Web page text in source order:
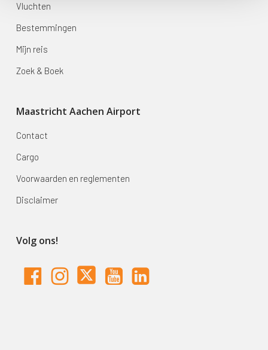
Vluchten
Bestemmingen
Mijn reis
Zoek & Boek
Maastricht Aachen Airport
Contact
Cargo
Voorwaarden en reglementen
Disclaimer
Volg ons!